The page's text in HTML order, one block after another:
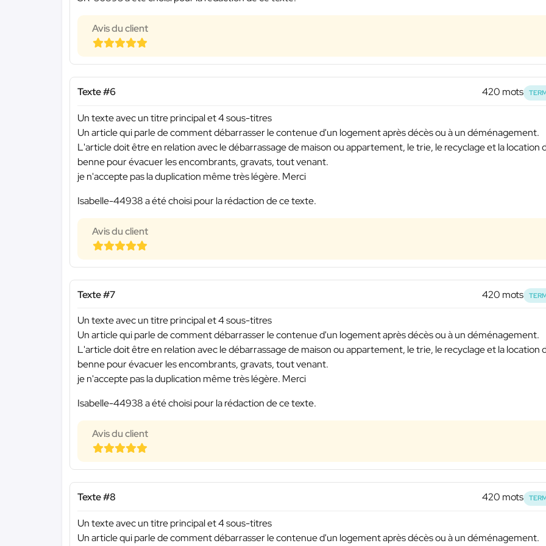
Avis du client
Texte #6 420 mots
Un texte avec un titre principal et 4 sous-titres
Un article qui parle de comment débarrasser le contenue d'un logement après décès ou à un déménagement.
L'article doit être en relation avec le débarrassage de maison ou appartement, le trie, le recyclage et la location
benne pour évacuer les encombrants, gravats, tout venant.
je n'accepte pas la duplication même très légère. Merci
Isabelle-44938 a été choisi pour la rédaction de ce texte.
Avis du client
Texte #7 420 mots
Un texte avec un titre principal et 4 sous-titres
Un article qui parle de comment débarrasser le contenue d'un logement après décès ou à un déménagement.
L'article doit être en relation avec le débarrassage de maison ou appartement, le trie, le recyclage et la location
benne pour évacuer les encombrants, gravats, tout venant.
je n'accepte pas la duplication même très légère. Merci
Isabelle-44938 a été choisi pour la rédaction de ce texte.
Avis du client
Texte #8 420 mots
Un texte avec un titre principal et 4 sous-titres
Un article qui parle de comment débarrasser le contenue d'un logement après décès ou à un déménagement.